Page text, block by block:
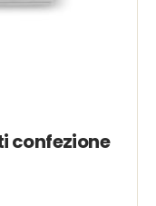
confezione